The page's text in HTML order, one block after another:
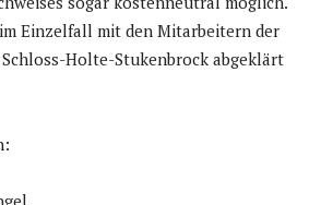
Einzelfall mit den Mitarbeitern der
Holte-Stukenbrock abgeklärt